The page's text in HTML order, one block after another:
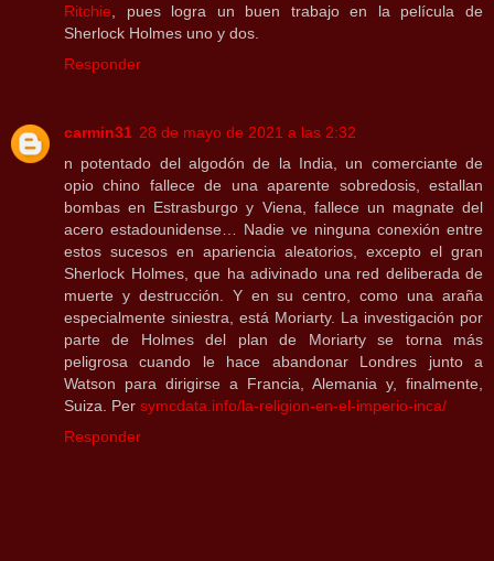
Ritchie , pues logra un buen trabajo en la película de
Sherlock Holmes uno y dos.
Responder
carmin31 28 de mayo de 2021 a las 2:32
n potentado del algodón de la India, un comerciante de
opio chino fallece de una aparente sobredosis, estallan
bombas en Estrasburgo y Viena, fallece un magnate del
acero estadounidense… Nadie ve ninguna conexión entre
estos sucesos en apariencia aleatorios, excepto el gran
Sherlock Holmes, que ha adivinado una red deliberada de
muerte y destrucción. Y en su centro, como una araña
especialmente siniestra, está Moriarty. La investigación por
parte de Holmes del plan de Moriarty se torna más
peligrosa cuando le hace abandonar Londres junto a
Watson para dirigirse a Francia, Alemania y, finalmente,
Suiza. Per symcdata.info/la-religion-en-el-imperio-inca/
Responder